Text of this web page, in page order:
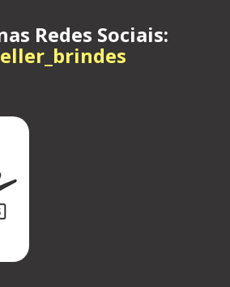
Redes Sociais: